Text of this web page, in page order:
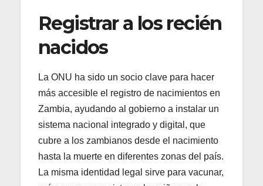
Registrar a los recién
nacidos
La ONU ha sido un socio clave para hacer
más accesible el registro de nacimientos en
Zambia, ayudando al gobierno a instalar un
sistema nacional integrado y digital, que
cubre a los zambianos desde el nacimiento
hasta la muerte en diferentes zonas del país.
La misma identidad legal sirve para vacunar,